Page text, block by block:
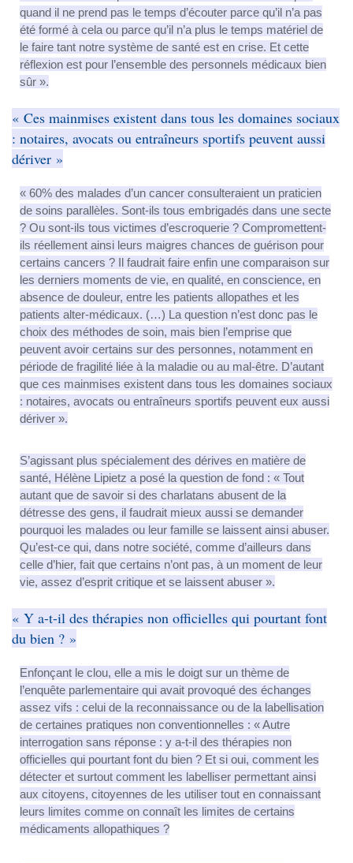
quand il ne prend pas le temps d’écouter parce qu’il n’a pas
été formé à cela ou parce qu’il n’a plus le temps matériel de
le faire tant notre système de santé est en crise. Et cette
réflexion est pour l’ensemble des personnels médicaux bien
sûr ».
« Ces mainmises existent dans tous les domaines sociaux
: notaires, avocats ou entraîneurs sportifs peuvent aussi
dériver »
« 60% des malades d’un cancer consulteraient un praticien
de soins parallèles. Sont-ils tous embrigadés dans une secte
? Ou sont-ils tous victimes d’escroquerie ? Compromettent-
ils réellement ainsi leurs maigres chances de guérison pour
certains cancers ? Il faudrait faire enfin une comparaison sur
les derniers moments de vie, en qualité, en conscience, en
absence de douleur, entre les patients allopathes et les
patients alter-médicaux. (…) La question n’est donc pas le
choix des méthodes de soin, mais bien l’emprise que
peuvent avoir certains sur des personnes, notamment en
période de fragilité liée à la maladie ou au mal-être. D’autant
que ces mainmises existent dans tous les domaines sociaux
: notaires, avocats ou entraîneurs sportifs peuvent eux aussi
dériver ».
S’agissant plus spécialement des dérives en matière de
santé, Hélène Lipietz a posé la question de fond : « Tout
autant que de savoir si des charlatans abusent de la
détresse des gens, il faudrait mieux aussi se demander
pourquoi les malades ou leur famille se laissent ainsi abuser.
Qu’est-ce qui, dans notre société, comme d’ailleurs dans
celle d’hier, fait que certains n’ont pas, à un moment de leur
vie, assez d’esprit critique et se laissent abuser ».
« Y a-t-il des thérapies non officielles qui pourtant font
du bien ? »
Enfonçant le clou, elle a mis le doigt sur un thème de
l’enquête parlementaire qui avait provoqué des échanges
assez vifs : celui de la reconnaissance ou de la labellisation
de certaines pratiques non conventionnelles : « Autre
interrogation sans réponse : y a-t-il des thérapies non
officielles qui pourtant font du bien ? Et si oui, comment les
détecter et surtout comment les labelliser permettant ainsi
aux citoyens, citoyennes de les utiliser tout en connaissant
leurs limites comme on connaît les limites de certains
médicaments allopathiques ?